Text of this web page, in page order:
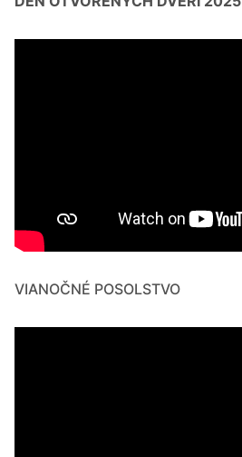
VIANOČNÉ POSOLSTVO